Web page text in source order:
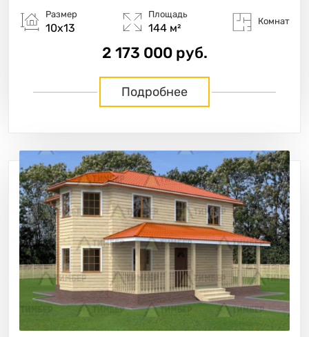
Размер
10х13
Площадь
144 м²
Комнат
2 173 000 руб.
Подробнее